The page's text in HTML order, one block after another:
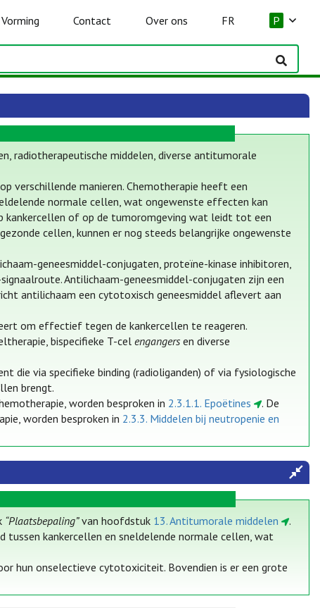
Vorming Contact Over ons FR P
radiotherapeutische middelen, diverse antitumorale
verschillende manieren. Chemotherapie heeft een
normale cellen, wat ongewenste effecten kan
kankercellen of op de tumoromgeving wat leidt tot een
cellen, kunnen er nog steeds belangrijke ongewenste
geneesmiddel-conjugaten, proteïne-kinase inhibitoren,
Antilichaam-geneesmiddel-conjugaten zijn een
antilichaam een cytotoxisch geneesmiddel aflevert aan
om effectief tegen de kankercellen te reageren.
bispecifieke T-celengangers en diverse
die via specifieke binding (radioliganden) of via fysiologische
brengt.
worden besproken in 2.3.1.1. Epoëtines
. De
worden besproken in 2.3.3. Middelen bij neutropenie en
“Plaatsbepaling”van hoofdstuk 13. Antitumorale middelen
.
kankercellen en sneldelende normale cellen, wat
hun onselectieve cytotoxiciteit. Bovendien is er een grote